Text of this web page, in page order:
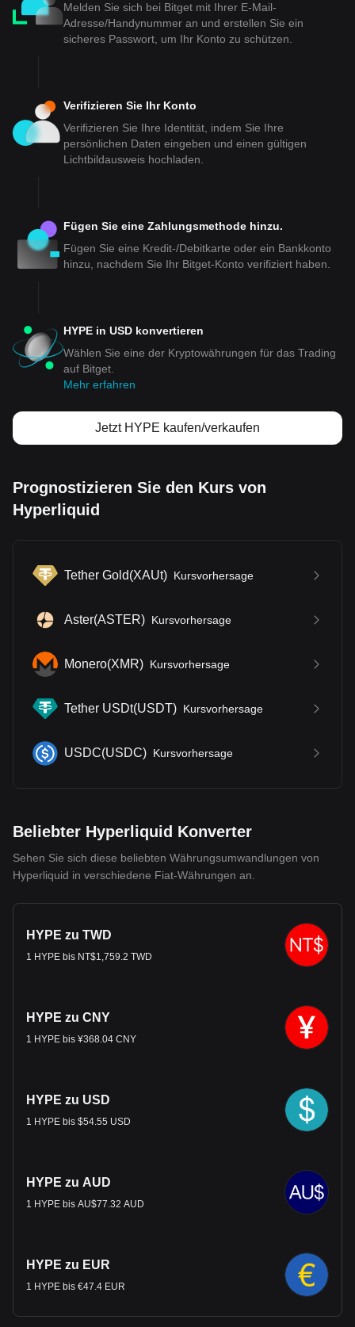
Melden Sie sich bei Bitget mit Ihrer E-Mail-
Adresse/Handynummer an und erstellen Sie ein
sicheres Passwort, um Ihr Konto zu schützen.
Verifizieren Sie Ihr Konto
Verifizieren Sie Ihre Identität, indem Sie Ihre
persönlichen Daten eingeben und einen gültigen
Lichtbildausweis hochladen.
Fügen Sie eine Zahlungsmethode hinzu.
Fügen Sie eine Kredit-/Debitkarte oder ein Bankkonto
hinzu, nachdem Sie Ihr Bitget-Konto verifiziert haben.
HYPE in USD konvertieren
Wählen Sie eine der Kryptowährungen für das Trading
auf Bitget.
Mehr erfahren
Jetzt HYPE kaufen/verkaufen
Prognostizieren Sie den Kurs von
Hyperliquid
Tether Gold(XAUt) Kursvorhersage
Aster(ASTER) Kursvorhersage
Monero(XMR) Kursvorhersage
Tether USDt(USDT) Kursvorhersage
USDC(USDC) Kursvorhersage
Beliebter Hyperliquid Konverter
Sehen Sie sich diese beliebten Währungsumwandlungen von
Hyperliquid in verschiedene Fiat-Währungen an.
HYPE zu TWD
1 HYPE bis NT$1,759.2 TWD
HYPE zu CNY
1 HYPE bis ¥368.04 CNY
HYPE zu USD
1 HYPE bis $54.55 USD
HYPE zu AUD
1 HYPE bis AU$77.32 AUD
HYPE zu EUR
1 HYPE bis €47.4 EUR